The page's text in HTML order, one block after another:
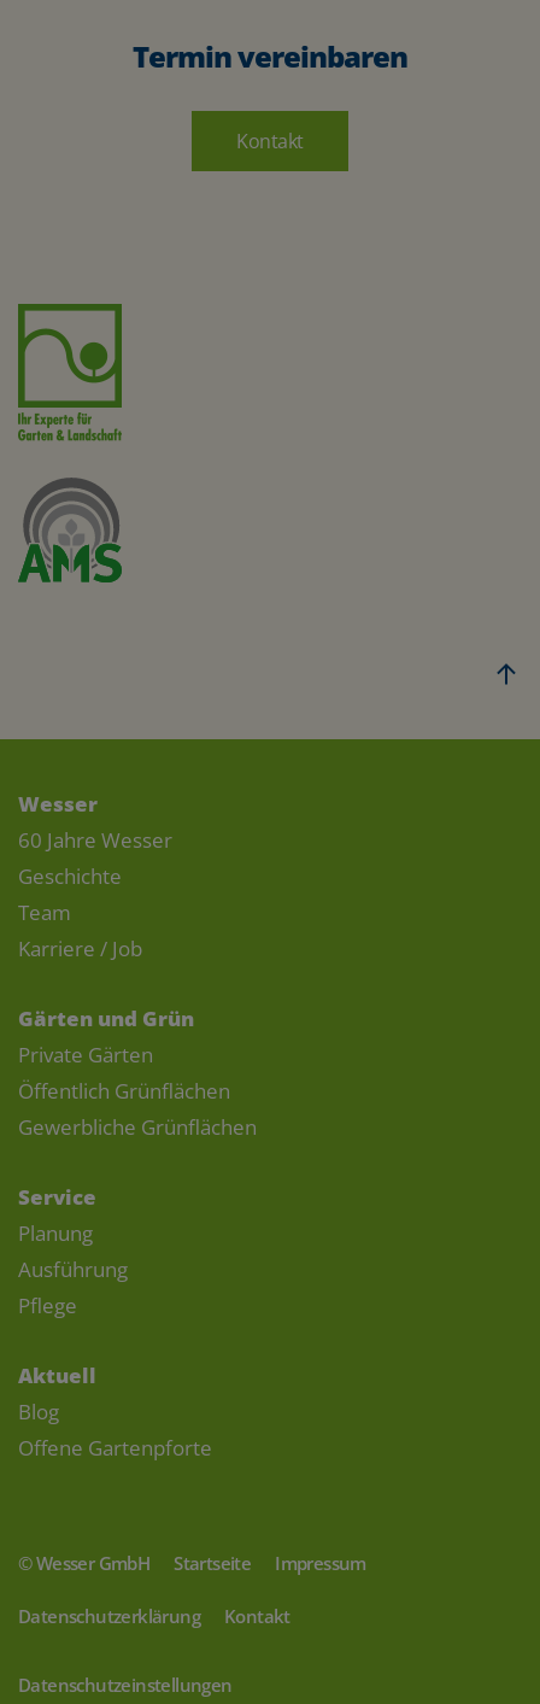
Termin vereinbaren
Kontakt
Wesser
60 Jahre Wesser
Geschichte
Team
Karriere / Job
Gärten und Grün
Private Gärten
Öffentlich Grünflächen
Gewerbliche Grünflächen
Service
Planung
Ausführung
Pflege
Aktuell
Blog
Offene Gartenpforte
© Wesser GmbH Startseite Impressum
Datenschutzerklärung Kontakt
Datenschutzeinstellungen